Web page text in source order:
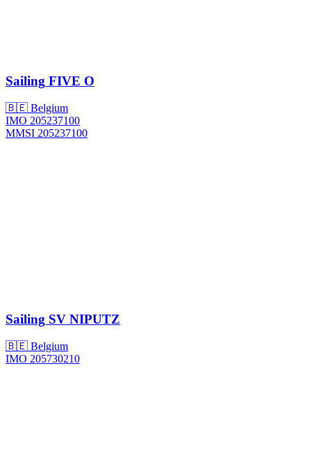
Sailing FIVE O
🇧🇪 Belgium
IMO 205237100
MMSI 205237100
Sailing SV NIPUTZ
🇧🇪 Belgium
IMO 205730210